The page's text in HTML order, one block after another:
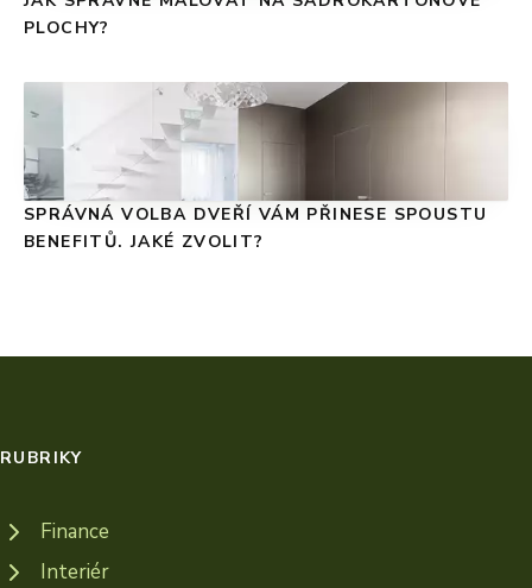
PLOCHY?
SPRÁVNÁ VOLBA DVEŘÍ VÁM PŘINESE SPOUSTU
BENEFITŮ. JAKÉ ZVOLIT?
RUBRIKY
Finance
Interiér